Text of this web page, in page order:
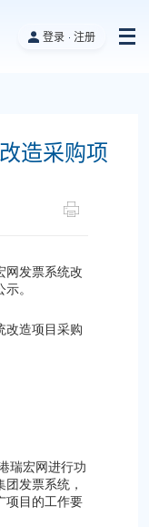
登录 注册
造采购项
网发票系统改
。
改造项目采购
瑞宏网进行功
发票系统，
项目的工作要